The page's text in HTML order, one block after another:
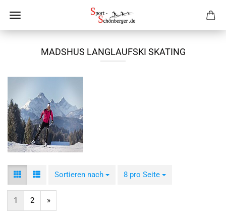
MADSHUS LANGLAUFSKI SKATING
Sortieren nach
Sortieren nach 8 pro Seite
pro Seite
1 2 »